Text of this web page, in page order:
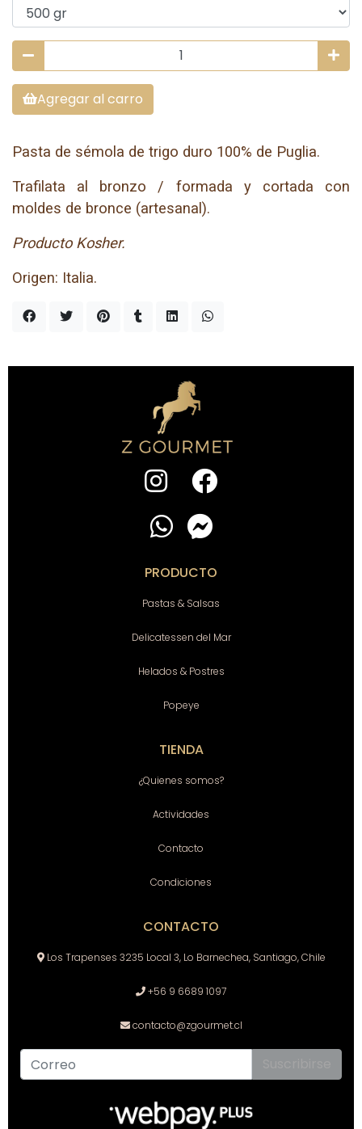
Agregar al carro
Pasta de sémola de trigo duro 100% de Puglia.
Trafilata al bronzo / formada y cortada con
moldes de bronce (artesanal).
Producto Kosher.
Origen: Italia.
PRODUCTO
Pastas & Salsas
Delicatessen del Mar
Helados & Postres
Popeye
TIENDA
¿Quienes somos?
Actividades
Contacto
Condiciones
CONTACTO
Los Trapenses 3235 Local 3, Lo Barnechea, Santiago, Chile
+56 9 6689 1097
contacto@zgourmet.cl